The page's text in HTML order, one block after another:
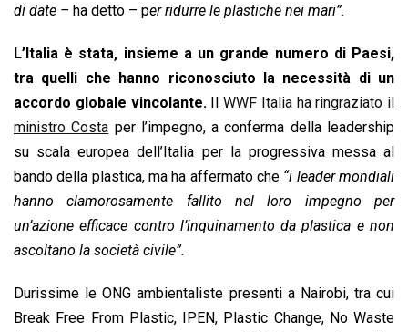
di date – ha detto – per ridurre le plastiche nei mari”.
L’Italia è stata, insieme a un grande numero di Paesi,
tra quelli che hanno riconosciuto la necessità di un
accordo globale vincolante. Il WWF Italia ha ringraziato il
ministro Costa per l’impegno, a conferma della leadership
su scala europea dell’Italia per la progressiva messa al
bando della plastica, ma ha affermato che “i leader mondiali
hanno clamorosamente fallito nel loro impegno per
un’azione efficace contro l’inquinamento da plastica e non
ascoltano la società civile”.
Durissime le ONG ambientaliste presenti a Nairobi, tra cui
Break Free From Plastic, IPEN, Plastic Change, No Waste